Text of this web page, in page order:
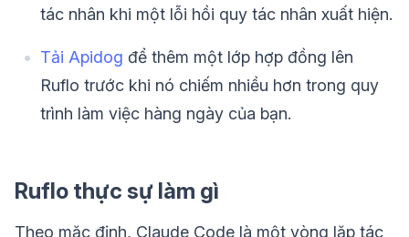
tác nhân khi một lỗi hồi quy tác nhân xuất hiện.
Tải Apidog để thêm một lớp hợp đồng lên
Ruflo trước khi nó chiếm nhiều hơn trong quy
trình làm việc hàng ngày của bạn.
Ruflo thực sự làm gì
Theo mặc định, Claude Code là một vòng lặp tác